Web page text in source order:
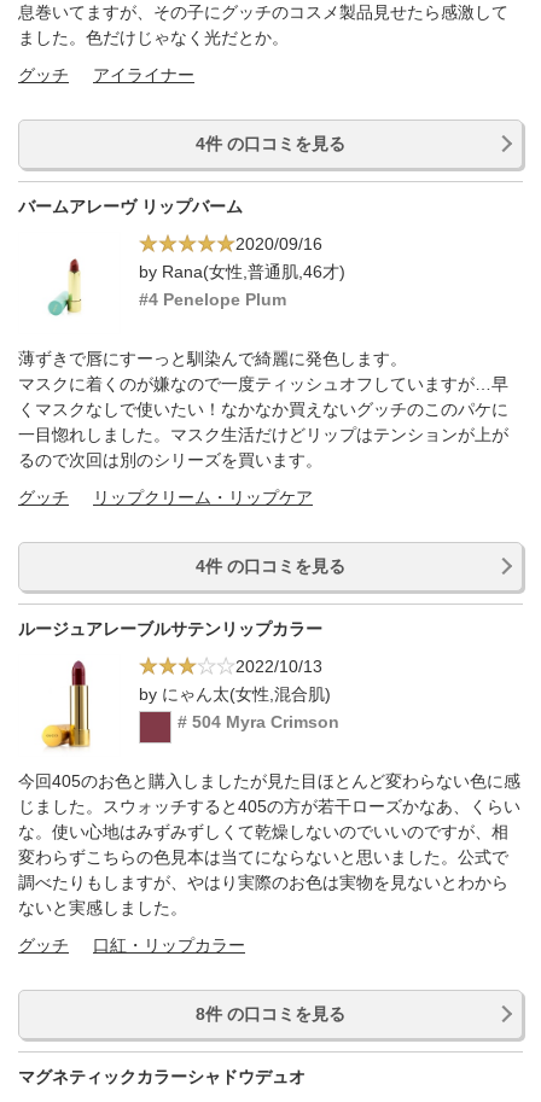
息巻いてますが、その子にグッチのコスメ製品見せたら感激して
ました。色だけじゃなく光だとか。
グッチ
アイライナー
4件 の口コミを見る
バームアレーヴ リップバーム
2020/09/16
by Rana(女性,普通肌,46才)
#4 Penelope Plum
薄ずきで唇にすーっと馴染んで綺麗に発色します。
マスクに着くのが嫌なので一度ティッシュオフしていますが…早
くマスクなしで使いたい！なかなか買えないグッチのこのパケに
一目惚れしました。マスク生活だけどリップはテンションが上が
るので次回は別のシリーズを買います。
グッチ
リップクリーム・リップケア
4件 の口コミを見る
ルージュアレーブルサテンリップカラー
2022/10/13
by にゃん太(女性,混合肌)
# 504 Myra Crimson
今回405のお色と購入しましたが見た目ほとんど変わらない色に感
じました。スウォッチすると405の方が若干ローズかなあ、くらい
な。使い心地はみずみずしくて乾燥しないのでいいのですが、相
変わらずこちらの色見本は当てにならないと思いました。公式で
調べたりもしますが、やはり実際のお色は実物を見ないとわから
ないと実感しました。
グッチ
口紅・リップカラー
8件 の口コミを見る
マグネティックカラーシャドウデュオ